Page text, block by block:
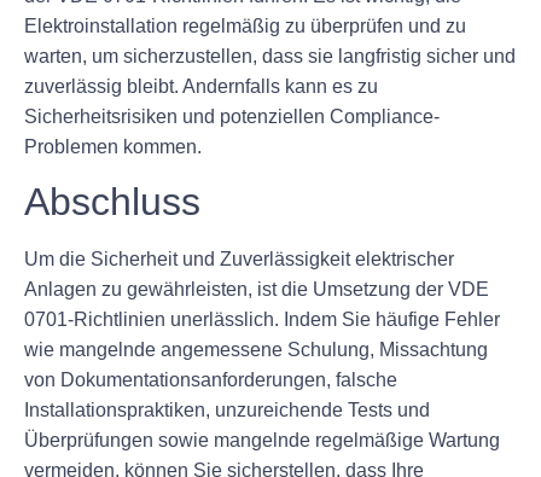
Elektroinstallation regelmäßig zu überprüfen und zu
warten, um sicherzustellen, dass sie langfristig sicher und
zuverlässig bleibt. Andernfalls kann es zu
Sicherheitsrisiken und potenziellen Compliance-
Problemen kommen.
Abschluss
Um die Sicherheit und Zuverlässigkeit elektrischer
Anlagen zu gewährleisten, ist die Umsetzung der VDE
0701-Richtlinien unerlässlich. Indem Sie häufige Fehler
wie mangelnde angemessene Schulung, Missachtung
von Dokumentationsanforderungen, falsche
Installationspraktiken, unzureichende Tests und
Überprüfungen sowie mangelnde regelmäßige Wartung
vermeiden, können Sie sicherstellen, dass Ihre